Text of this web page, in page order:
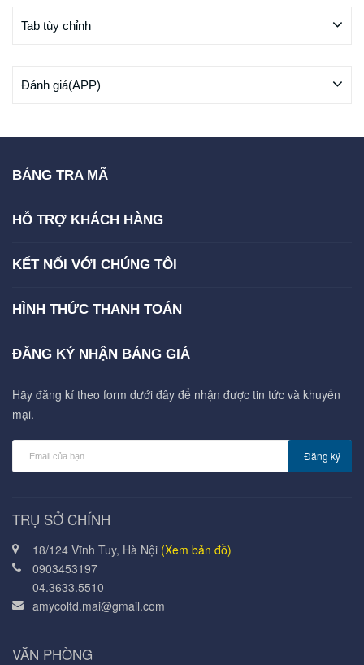
Tab tùy chỉnh
Đánh giá(APP)
BẢNG TRA MÃ
HỖ TRỢ KHÁCH HÀNG
KẾT NỐI VỚI CHÚNG TÔI
HÌNH THỨC THANH TOÁN
ĐĂNG KÝ NHẬN BẢNG GIÁ
Hãy đăng kí theo form dưới đây để nhận được tin tức và khuyến
mại.
Đăng ký
TRỤ SỞ CHÍNH
18/124 Vĩnh Tuy, Hà Nội (Xem bản đồ)
0903453197
04.3633.5510
amycoltd.mai@gmail.com
VĂN PHÒNG